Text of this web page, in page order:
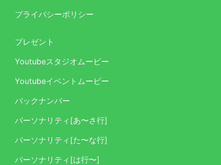
プライバシーポリシー
プレゼント
Youtubeスタジオムービー
Youtubeイベントムービー
バックナンバー
パーソナリティ[あ〜さ行]
パーソナリティ[た〜な行]
パーソナリティ[は行〜]